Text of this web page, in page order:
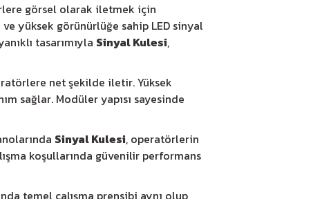
görsel olarak iletmek için
ve yüksek görünürlüğe sahip LED sinyal
tasarımıyla Sinyal Kulesi,
net şekilde iletir. Yüksek
sağlar. Modüler yapısı sayesinde
Sinyal Kulesi, operatörlerin
koşullarında güvenilir performans
temel çalışma prensibi aynı olup